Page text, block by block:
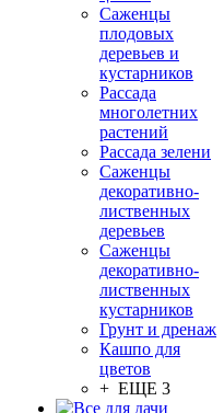
Саженцы
плодовых
деревьев и
кустарников
Рассада
многолетних
растений
Рассада зелени
Саженцы
декоративно-
лиственных
деревьев
Саженцы
декоративно-
лиственных
кустарников
Грунт и дренаж
Кашпо для
цветов
+ ЕЩЕ 3